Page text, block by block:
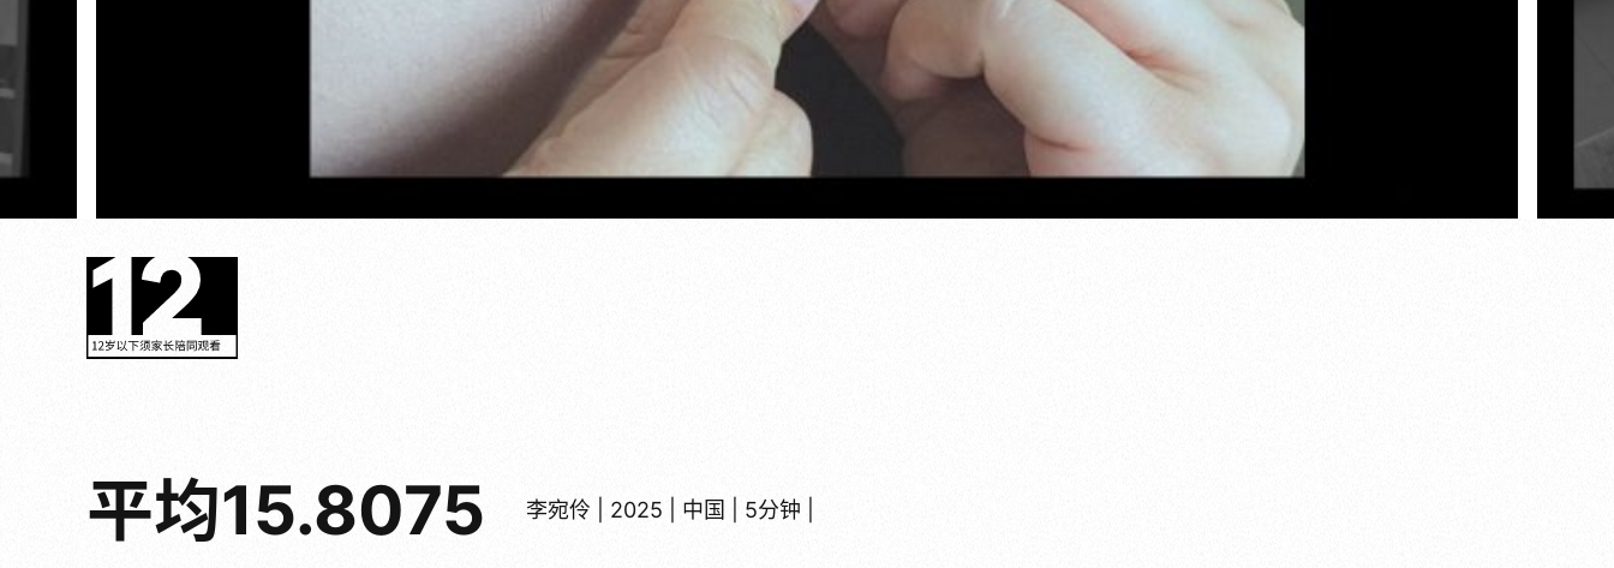
平均15.8075 李宛伶 | 2025 | 中国 | 5分钟 |